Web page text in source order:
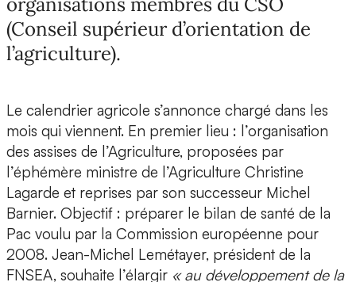
(Conseil supérieur d’orientation de
l’agriculture).
Le calendrier agricole s’annonce chargé dans les
mois qui viennent. En premier lieu : l’organisation
des assises de l’Agriculture, proposées par
l’éphémère ministre de l’Agriculture Christine
Lagarde et reprises par son successeur Michel
Barnier. Objectif : préparer le bilan de santé de la
Pac voulu par la Commission européenne pour
2008. Jean-Michel Lemétayer, président de la
FNSEA, souhaite l’élargir « au développement de la